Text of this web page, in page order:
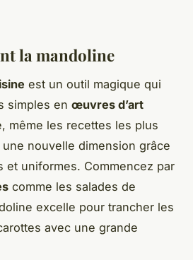
la mandoline
est un outil magique qui
simples en œuvres d’art
même les recettes les plus
nouvelle dimension grâce
et uniformes. Commencez par
comme les salades de
excelle pour trancher les
avec une grande